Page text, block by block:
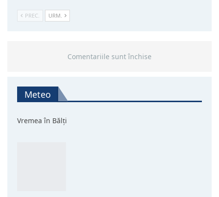
PREC. URM.
Comentariile sunt închise
Meteo
Vremea în Bălți